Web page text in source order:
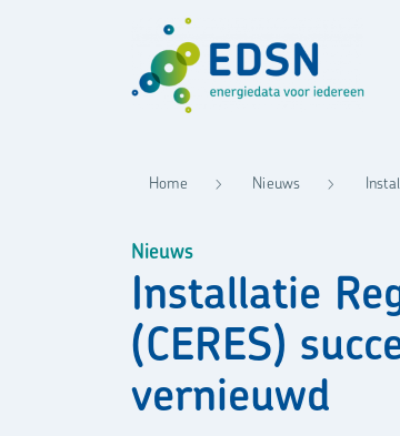
Home Nieuws
Nieuws
Installatie
(CERES)
vernieuwd